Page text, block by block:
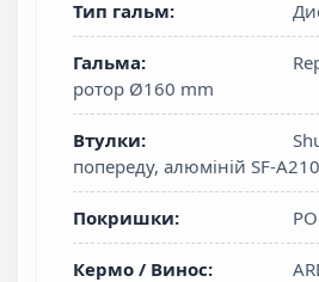
Тип гальм:
Гальма:
ротор Ø160 mm
Втулки:
попереду, алюміній SF-
Покришки:
Кермо / Винос: